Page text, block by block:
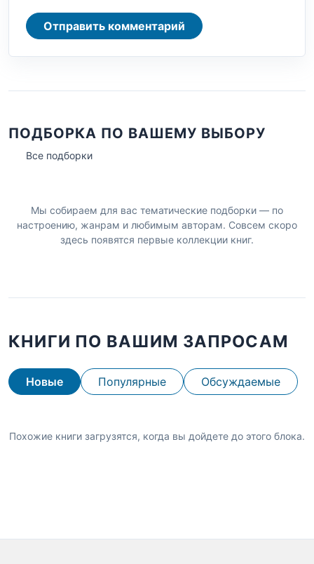
Отправить комментарий
ПОДБОРКА ПО ВАШЕМУ ВЫБОРУ
Все подборки
Мы собираем для вас тематические подборки — по
настроению, жанрам и любимым авторам. Совсем скоро
здесь появятся первые коллекции книг.
КНИГИ ПО ВАШИМ ЗАПРОСАМ
Новые Популярные Обсуждаемые
Похожие книги загрузятся, когда вы дойдете до этого блока.